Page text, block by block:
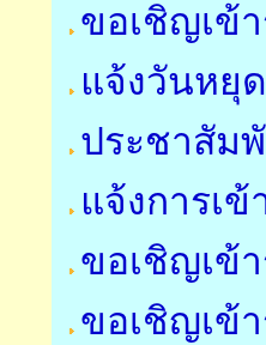
ขอเชิญเข้
แจ้งวันหยุ
ประชาสัม
แจ้งการเ
ขอเชิญเข้
ขอเชิญเข้